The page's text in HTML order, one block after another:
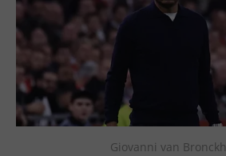
Giovanni van